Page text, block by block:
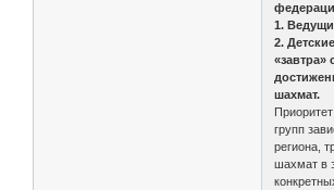
1.
2.
«завтра»
шахмат.
групп
региона,
шахмат в